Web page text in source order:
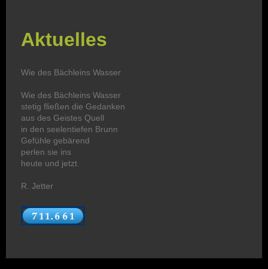
Aktuelles
Wie des Bächleins Wasser
Wie des Bächleins Wasser
stetig fließen die Gedanken
aus des Geistes Quell
in den seelentiefen Brunn
Gefühle gebärend
perlen sie ins
heute und jetzt.
R. Jetter